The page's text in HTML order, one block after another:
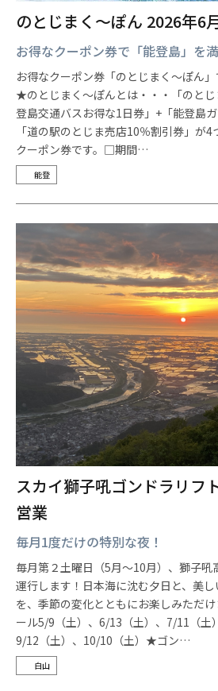
のとじまく～ぽん 2026年6
お得なクーポン券で「能登島」を満
お得なクーポン券「のとじまく～ぽん
★のとじまく～ぽんとは・・・「のと
登島交通バスお得な1日券」+「能登島
「道の駅のとじま売店10％割引券」が
クーポン券です。□期間…
能登
スカイ獅子吼ゴンドラリフ
営業
毎月1度だけの特別な夜！
毎月第２土曜日（5月～10月）、獅子吼
運行します！日本海に沈む夕日と、美
を、季節の変化とともにお楽しみただ
ール5/9（土）、6/13（土）、7/11（土
9/12（土）、10/10（土）★ゴン…
白山